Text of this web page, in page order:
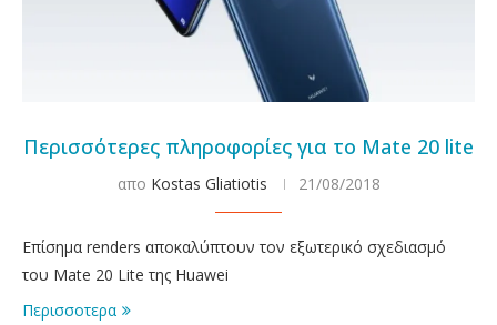
Περισσότερες πληροφορίες για το Mate 20 lite
απο Kostas Gliatiotis 21/08/2018
Επίσημα renders αποκαλύπτουν τον εξωτερικό σχεδιασμό
του Mate 20 Lite της Huawei
Περισσοτερα